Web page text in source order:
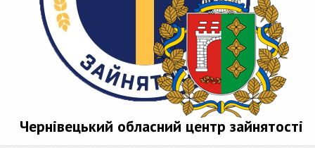
Чернівецький обласний центр зайнятості